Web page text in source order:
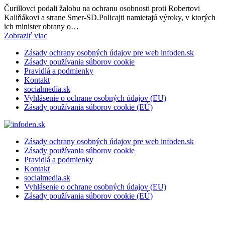
Čurillovci podali žalobu na ochranu osobnosti proti Robertovi
Kaliňákovi a strane Smer-SD.Policajti namietajú výroky, v ktorých
ich minister obrany o…
Zobraziť viac
Zásady ochrany osobných údajov pre web infoden.sk
Zásady používania súborov cookie
Pravidlá a podmienky
Kontakt
socialmedia.sk
Vyhlásenie o ochrane osobných údajov (EU)
Zásady používania súborov cookie (EÚ)
Zásady ochrany osobných údajov pre web infoden.sk
Zásady používania súborov cookie
Pravidlá a podmienky
Kontakt
socialmedia.sk
Vyhlásenie o ochrane osobných údajov (EU)
Zásady používania súborov cookie (EÚ)